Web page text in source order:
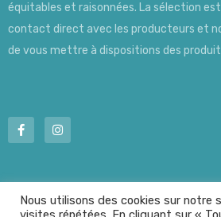
équitables et raisonnées. La sélection
contact direct avec les producteurs et
de vous mettre à dispositions des
Nous utilisons des cookies sur notre